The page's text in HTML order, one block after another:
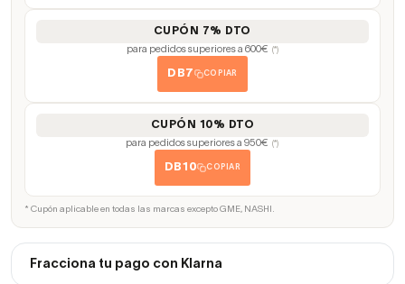
CUPÓN 7% DTO
para pedidos superiores a 600€ (*)
DB7 COPIAR
CUPÓN 10% DTO
para pedidos superiores a 950€ (*)
DB10 COPIAR
* Cupón aplicable en todas las marcas excepto GME, NASHI.
Fracciona tu pago con Klarna